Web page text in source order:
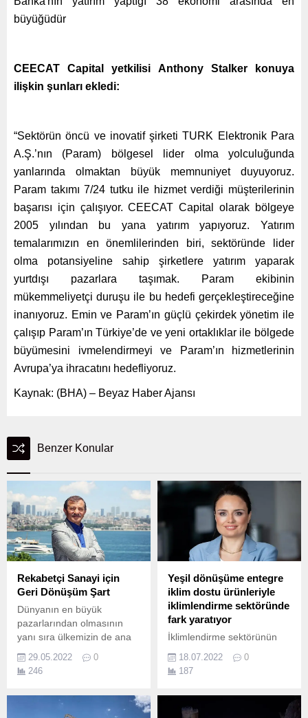
büyüğüdür
CEECAT Capital yetkilisi Anthony Stalker konuya
ilişkin şunları ekledi:
“Sektörün öncü ve inovatif şirketi TURK Elektronik Para
A.Ş.’nın (Param) bölgesel lider olma yolculuğunda
yanlarında olmaktan büyük memnuniyet duyuyoruz.
Param takımı 7/24 tutku ile hizmet verdiği müşterilerinin
başarısı için çalışıyor. CEECAT Capital olarak bölgeye
2005 yılından bu yana yatırım yapıyoruz. Yatırım
temalarımızın en önemlilerinden biri, sektöründe lider
olma potansiyeline sahip şirketlere yatırım yaparak
yurtdışı pazarlara taşımak. Param ekibinin
mükemmeliyetçi duruşu ile bu hedefi gerçekleştireceğine
inanıyoruz. Emin ve Param’ın güçlü çekirdek yönetim ile
çalışıp Param’ın Türkiye’de ve yeni ortaklıklar ile bölgede
büyümesini ivmelendirmeyi ve Param’ın hizmetlerinin
Avrupa’ya ihracatını hedefliyoruz.
Kaynak: (BHA) – Beyaz Haber Ajansı
Benzer Konular
Rekabetçi Sanayi için
Geri Dönüşüm Şart
Dünyanın en büyük
pazarlarından olmasının
yanı sıra ülkemizin de ana
ihracat pazarı konumunda
bulunan Avrupa’ya ihracatta
gerek tüketici taleplerinin
döngüsel ekonomiye uygun
29.05.2022
0
246
Yeşil dönüşüme entegre
iklim dostu ürünleriyle
iklimlendirme sektöründe
fark yaratıyor
İklimlendirme sektörünün
inovatif öncüsü Systemair,
Yaşam Döngüsü
Değerlendirme metodu ile
ürünlerinin yaşam döngüsü
18.07.2022
0
187